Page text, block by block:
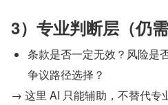
3）专业判断层（仍
条款是否一定无效？风险是
争议路径选择？
→ 这里 AI 只能辅助，不替代专